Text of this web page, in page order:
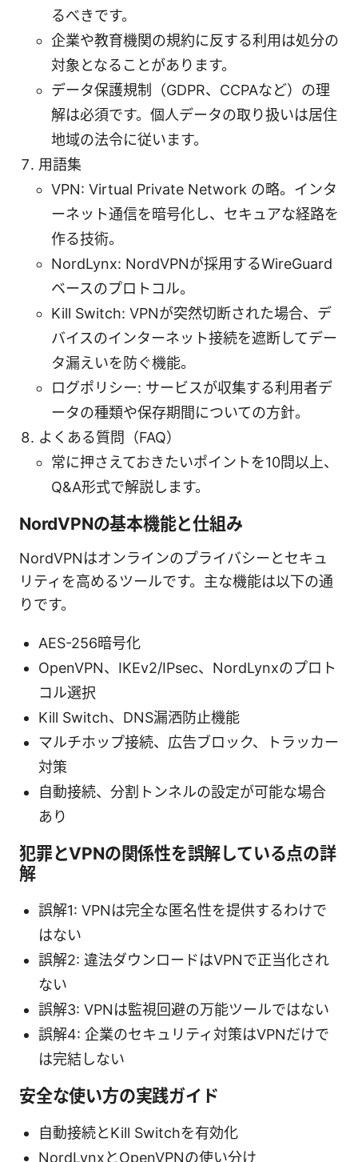
るべきです。
企業や教育機関の規約に反する利用は処分の
対象となることがあります。
データ保護規制（GDPR、CCPAなど）の理
解は必須です。個人データの取り扱いは居住
地域の法令に従います。
用語集
VPN: Virtual Private Network の略。インタ
ーネット通信を暗号化し、セキュアな経路を
作る技術。
NordLynx: NordVPNが採用するWireGuard
ベースのプロトコル。
Kill Switch: VPNが突然切断された場合、デ
バイスのインターネット接続を遮断してデー
タ漏えいを防ぐ機能。
ログポリシー: サービスが収集する利用者デ
ータの種類や保存期間についての方針。
よくある質問（FAQ）
常に押さえておきたいポイントを10問以上、
Q&A形式で解説します。
NordVPNの基本機能と仕組み
NordVPNはオンラインのプライバシーとセキュ
リティを高めるツールです。主な機能は以下の通
りです。
AES-256暗号化
OpenVPN、IKEv2/IPsec、NordLynxのプロト
コル選択
Kill Switch、DNS漏洒防止機能
マルチホップ接続、広告ブロック、トラッカー
対策
自動接続、分割トンネルの設定が可能な場合
あり
犯罪とVPNの関係性を誤解している点の詳
解
誤解1: VPNは完全な匿名性を提供するわけで
はない
誤解2: 違法ダウンロードはVPNで正当化され
ない
誤解3: VPNは監視回避の万能ツールではない
誤解4: 企業のセキュリティ対策はVPNだけで
は完結しない
安全な使い方の実践ガイド
自動接続とKill Switchを有効化
NordLynxとOpenVPNの使い分け